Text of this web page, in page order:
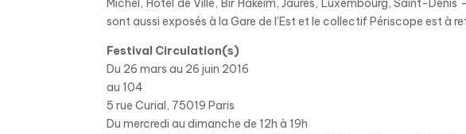
Michel, Hotel de Ville, Bir Hakeim, Jaurès, Luxembourg, Saint-
sont aussi exposés à la Gare de l’Est et le collectif Périscope est à
Festival Circulation(s)
Du 26 mars au 26 juin 2016
au 104
5 rue Curial, 75019 Paris
Du mercredi au dimanche de 12h à 19h